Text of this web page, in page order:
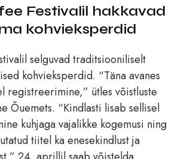
Festivalil hakkavad
kohvieksperdid
selguvad traditsiooniliselt
kohvieksperdid. “Täna avanes
registreerimine,” ütles võistluste
Õuemets. “Kindlasti lisab sellisel
kuhjaga vajalikke kogemusi ning
tiitel ka enesekindlust ja